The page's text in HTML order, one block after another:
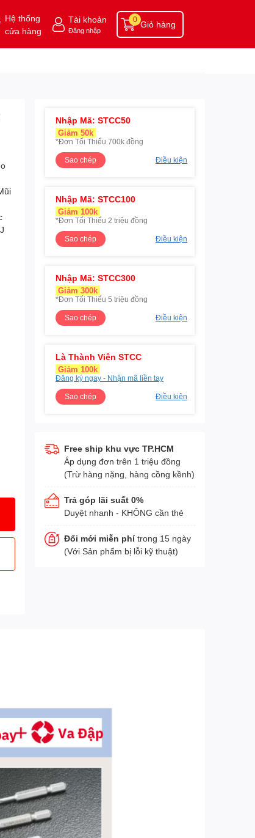
Hệ thống
cửa hàng
Tài khoản
Đăng nhập
Giỏ hàng
0
Nhập Mã: STCC50
Giảm 50k
*Đơn Tối Thiểu 700k đồng
Sao chép
Điều kiện
Nhập Mã: STCC100
Giảm 100k
*Đơn Tối Thiểu 2 triệu đồng
Sao chép
Điều kiện
Nhập Mã: STCC300
Giảm 300k
*Đơn Tối Thiểu 5 triệu đồng
Sao chép
Điều kiện
Là Thành Viên STCC
Giảm 100k
Đăng ký ngay - Nhận mã liền tay
Sao chép
Điều kiện
Free ship khu vực TP.HCM
Áp dụng đơn trên 1 triệu đồng
(Trừ hàng nặng, hàng cồng kềnh)
Trả góp lãi suất 0%
Duyệt nhanh - KHÔNG cần thẻ
Đổi mới miễn phítrong 15 ngày
(Với Sản phẩm bị lỗi kỹ thuật)